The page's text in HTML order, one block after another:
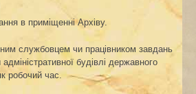
в приміщенні Архіву.
службовцем чи працівником завдань
будівлі державного
робочий час.